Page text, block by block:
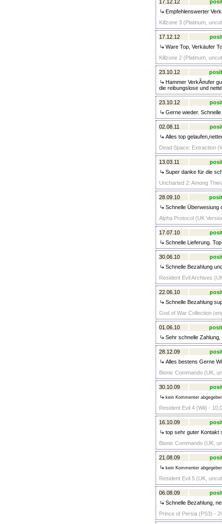
17.12.12
Empfehlenswerter
Killzone 3 (Platinum,
17.12.12
Ware Top, Verkäufer
Killzone 2 (Platinum,
23.10.12
Hammer VerkÃ¤ufer
die reibungslose und
23.10.12
Gerne wieder.
02.08.11
Alles top
Dead Space: Extraction
13.03.11
Super danke für die
Uncharted 2: Among
28.09.10
Schnelle Überwesiung
Alpha Protocol (UK
17.07.10
Schnelle Lieferung.
30.06.10
Schnelle Bezahlung
Resident Evil Archives
22.06.10
Schnelle Bezahlung
God of War Collection
01.06.10
Sehr schnelle
28.12.09
Alles bestens Gerne
Bionic Commando (UK,
30.10.09
kein Kommenter
Resident Evil 4 (Wii) -
16.10.09
top sehr guter Kontakt
Bionic Commando (UK,
21.08.09
kein Kommenter
Resident Evil 5 (UK,
06.08.09
Schnelle Bezahlung,
Prince of Persia (PS3) -